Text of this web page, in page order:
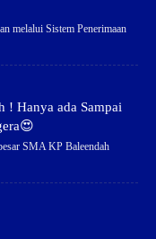
melalui Sistem Penerimaan
! Hanya ada Sampai
SMA KP Baleendah